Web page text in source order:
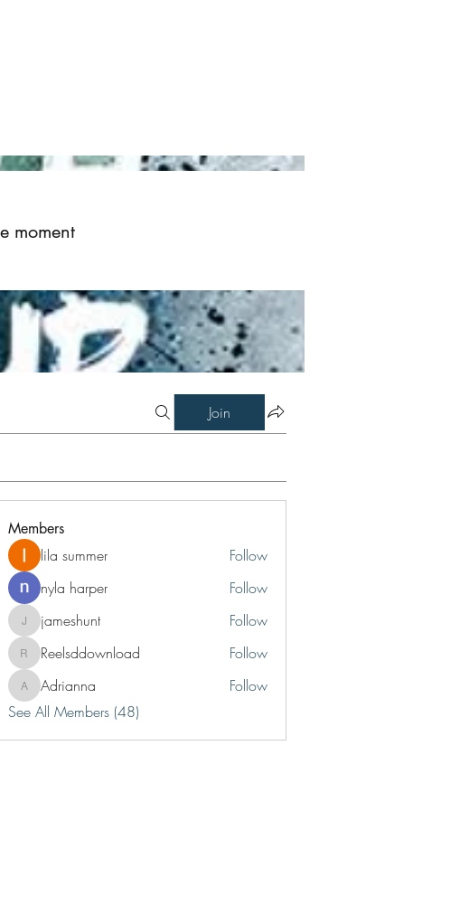
Join
Members
lila summer
Follow
nyla harper
Follow
jameshunt
jameshunt Follow
Reelsddownload
Reelsddownload Follow
Adrianna
Adrianna
Follow
See All Members (48)
moment